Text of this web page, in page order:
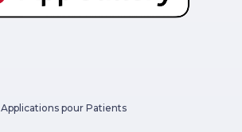
Applications pour Patients